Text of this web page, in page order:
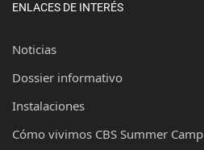
ENLACES DE INTERÉS
Noticias
Dossier informativo
Instalaciones
Cómo vivimos CBS Summer Camp